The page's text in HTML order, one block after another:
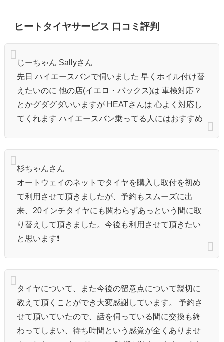
ヒートタイヤサービス 口コミ評判
じーちゃん Sallyさん
先日 ハイエースバンで伺いました 早くホイル付け替
えたいのに 他の店(イエロ・バックス)は 車検対応？
とかグダグダいいますが HEATさんは 心よく対応し
てくれます ハイエースバン乗ってる人にはおすすめ
杉ちゃんさん
オートウェイのネットでタイヤを購入し取付を初め
て利用させて頂きましたが、予約もスムーズに出
来、20インチタイヤにも関わらずあっという間に取
り替えして頂きました。今後も利用させて頂きたい
と思います❗️
タイヤについて、また今後の留意点について親切に
教えて頂くことができ大変感謝しています。 予約さ
せて頂いていたので、話を伺っている間に交換も終
わってしまい、待ち時間という感覚が全くありませ